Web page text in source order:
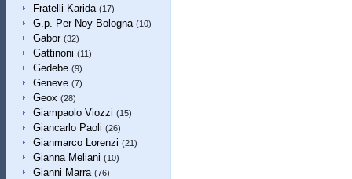
Fratelli Karida (17)
G.p. Per Noy Bologna (10)
Gabor (32)
Gattinoni (11)
Gedebe (9)
Geneve (7)
Geox (28)
Giampaolo Viozzi (15)
Giancarlo Paoli (26)
Gianmarco Lorenzi (21)
Gianna Meliani (10)
Gianni Marra (76)